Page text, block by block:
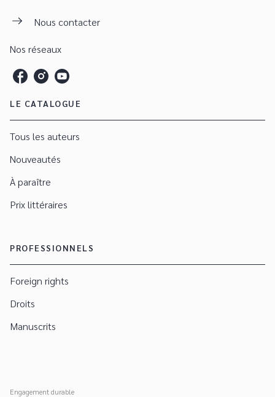
Nous contacter
Nos réseaux
LE CATALOGUE
Tous les auteurs
Nouveautés
À paraître
Prix littéraires
PROFESSIONNELS
Foreign rights
Droits
Manuscrits
Engagement durable